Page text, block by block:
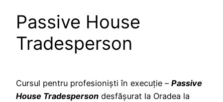
Passive House
Tradesperson
Cursul pentru profesioniști în execuție – Passive
House Tradesperson desfășurat la Oradea la